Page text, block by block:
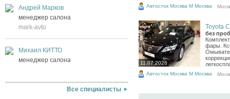
Андрей Марков
менеджер салона
mark-avto
Михаил КИТТО
менеджер салона
Все специалисты
Автосток Москва М Москва
11.07.2026
Toyota
без
фары.
Автосток Москва М Москва